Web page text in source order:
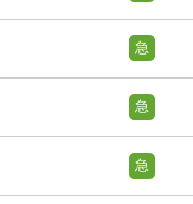
急
急
急